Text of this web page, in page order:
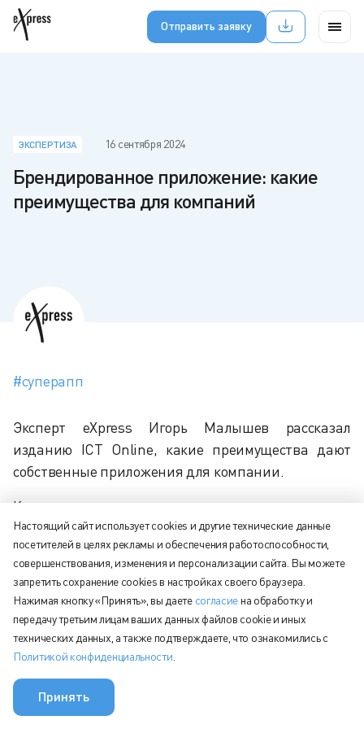
Отправить заявку
ЭКСПЕРТИЗА 16 сентября 2024
Брендированное приложение: какие
преимущества для компаний
#суперапп
Эксперт eXpress Игорь Малышев рассказал
изданию ICT Online, какие преимущества дают
собственные приложения для компании.
Каждому сотруднику предоставляется доступ к
инструментам коммуникации и сервисам
компании вне зависимости от используемого
устройства.
Создается формат единого "бизнес-окна" по
использованию различных сервисов компании, в
том числе ДМС, оформление отпусков,
гостиниц и т.д.
Настоящий сайт использует cookies и другие технические данные
посетителей в целях рекламы и обеспечения работоспособности,
совершенствования, изменения и персонализации сайта. Вы можете
запретить сохранение cookies в настройках своего браузера.
Нажимая кнопку «Принять», вы даете согласие на обработку и
передачу третьим лицам ваших данных файлов cookie и иных
технических данных, а также подтверждаете, что ознакомились с
Политикой конфиденциальности
Принять